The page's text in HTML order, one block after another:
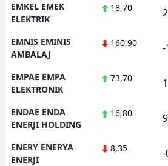
EMKEL EMEK
ELEKTRIK
18,70
EMNIS EMINIS
AMBALAJ
160,90 -
EMPAE EMPA
ELEKTRONIK
73,70
ENDAE ENDA
ENERJI HOLDING
16,80
ENERY ENERYA
ENERJI
8,35 -